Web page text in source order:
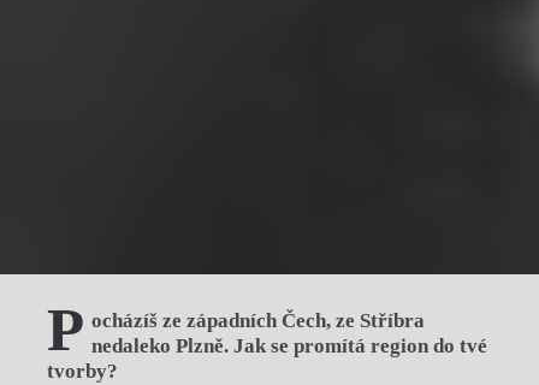
P ocházíš ze západních Čech, ze Stříbra
nedaleko Plzně. Jak se promítá region do tvé
tvorby?